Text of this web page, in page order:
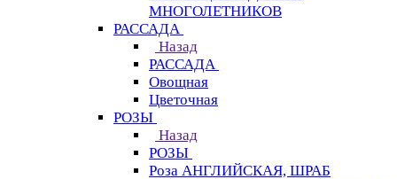
МНОГОЛЕТНИКОВ
РАССАДА
Назад
РАССАДА
Овощная
Цветочная
РОЗЫ
Назад
РОЗЫ
Роза АНГЛИЙСКАЯ, ШРАБ